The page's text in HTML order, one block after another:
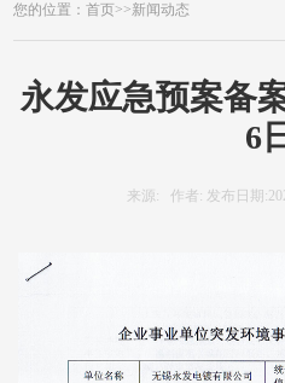
您的位置：首页>>新闻动态
永发应急预案备
6
来源: 作者: 发布日期